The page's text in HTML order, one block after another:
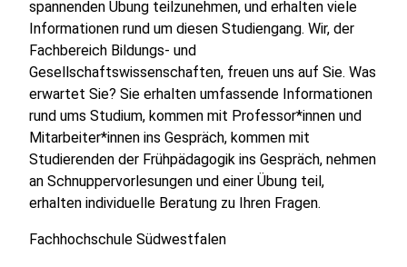
spannenden Übung teilzunehmen, und erhalten viele
Informationen rund um diesen Studiengang. Wir, der
Fachbereich Bildungs- und
Gesellschaftswissenschaften, freuen uns auf Sie. Was
erwartet Sie? Sie erhalten umfassende Informationen
rund ums Studium, kommen mit Professor*innen und
Mitarbeiter*innen ins Gespräch, kommen mit
Studierenden der Frühpädagogik ins Gespräch, nehmen
an Schnuppervorlesungen und einer Übung teil,
erhalten individuelle Beratung zu Ihren Fragen.
Fachhochschule Südwestfalen